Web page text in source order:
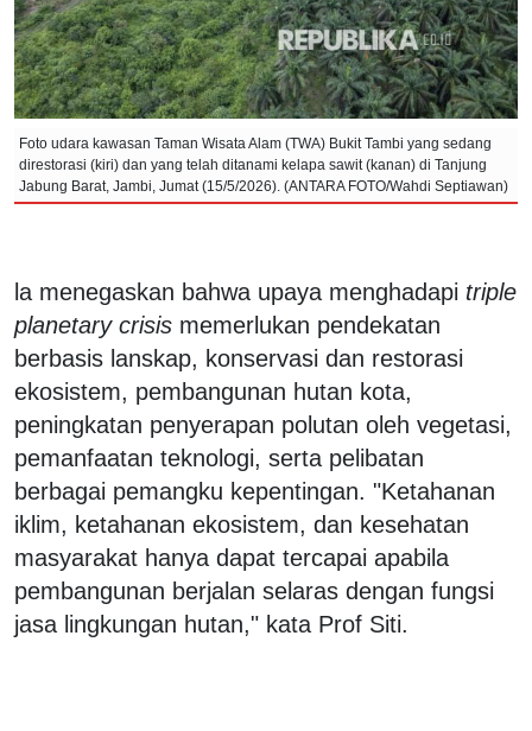
Foto udara kawasan Taman Wisata Alam (TWA) Bukit Tambi yang sedang
direstorasi (kiri) dan yang telah ditanami kelapa sawit (kanan) di Tanjung
Jabung Barat, Jambi, Jumat (15/5/2026). (ANTARA FOTO/Wahdi Septiawan)
la menegaskan bahwa upaya menghadapi triple
planetary crisis memerlukan pendekatan
berbasis lanskap, konservasi dan restorasi
ekosistem, pembangunan hutan kota,
peningkatan penyerapan polutan oleh vegetasi,
pemanfaatan teknologi, serta pelibatan
berbagai pemangku kepentingan. "Ketahanan
iklim, ketahanan ekosistem, dan kesehatan
masyarakat hanya dapat tercapai apabila
pembangunan berjalan selaras dengan fungsi
jasa lingkungan hutan," kata Prof Siti.